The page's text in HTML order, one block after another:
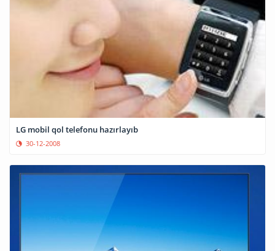
LG mobil qol telefonu hazırlayıb
30-12-2008